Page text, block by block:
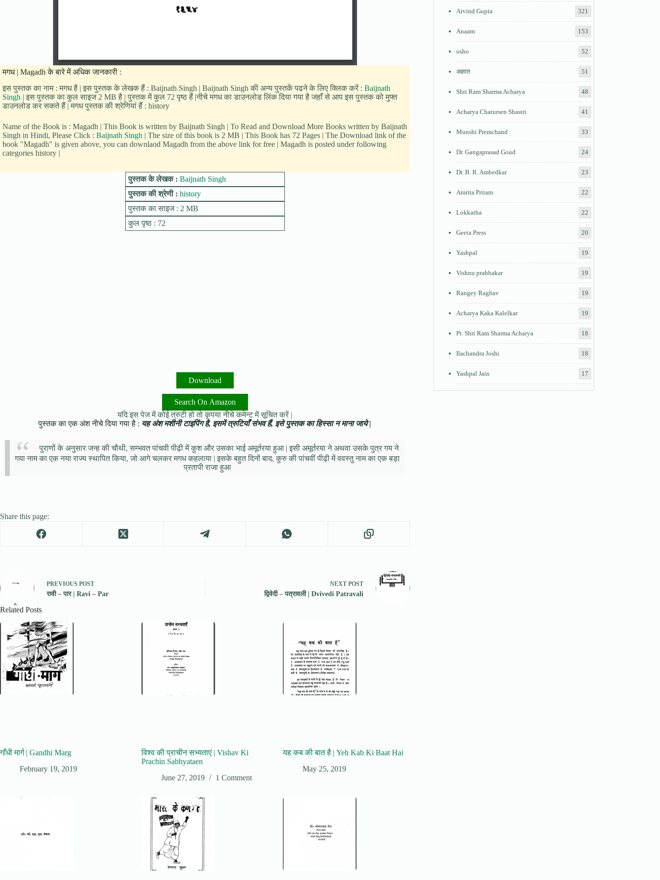
मगध | Magadh के बारे में अधिक जानकारी :
इस पुस्तक का नाम : मगध है | इस पुस्तक के लेखक हैं : Baijnath Singh | Baijnath Singh की अन्य पुस्तकें पढने के लिए क्लिक करें : Baijnath
Singh | इस पुस्तक का कुल साइज 2 MB है | पुस्तक में कुल 72 पृष्ठ हैं |नीचे मगध का डाउनलोड लिंक दिया गया है जहाँ से आप इस पुस्तक को मुफ्त
डाउनलोड कर सकते हैं | मगध पुस्तक की श्रेणियां हैं : history
Name of the Book is : Magadh | This Book is written by Baijnath Singh | To Read and Download More Books written by Baijnath
Singh in Hindi, Please Click : Baijnath Singh | The size of this book is 2 MB | This Book has 72 Pages | The Download link of the
book "Magadh" is given above, you can downlaod Magadh from the above link for free | Magadh is posted under following
categories history |
पुस्तक के लेखक : Baijnath Singh
पुस्तक की श्रेणी : history
पुस्तक का साइज : 2 MB
कुल पृष्ठ : 72
Download
Search On Amazon
यदि इस पेज में कोई त्रुटी हो तो कृपया नीचे कमेन्ट में सूचित करें |
पुस्तक का एक अंश नीचे दिया गया है : यह अंश मशीनी टाइपिंग है, इसमें त्रुटियाँ संभव हैं, इसे पुस्तक का हिस्सा न माना जाये |
पुराणों के अनुसार जन्ह की चौथी, सम्भवत पांचवी पीढ़ी में कुश और उसका भाई अमूर्तरया हुआ | इसी अमूर्तरया ने अथवा उसके पुत्र गय ने
गया नाम का एक नया राज्य स्थापित किया, जो आगे चलकर मगध कहलाया | इसके बहुत दिनों बाद, कुरु की पांचवीं पीढ़ी में ववस्तु नाम का एक बड़ा
प्रतापी राजा हुआ
Share this page:
PREVIOUS POST
रावी – पार | Ravi – Par
NEXT POST
द्विवेदी – पत्रावली | Dvivedi Patravali
Related Posts
गाँधी मार्ग | Gandhi Marg
February 19, 2019
विश्व की प्राचीन सभ्यताएं | Vishav Ki
Prachin Sabhyataen
June 27, 2019
1 Comment
यह कब की बात है | Yeh Kab Ki Baat Hai
May 25, 2019
Arvind Gupta 321
Anaam 153
osho 52
अज्ञात 51
Shri Ram Sharma Acharya 48
Acharya Chatursen Shastri 41
Munshi Premchand 33
Dr. Gangaprasad Goud 24
Dr. B. R. Ambedkar 23
Amrita Pritam 22
Lokkatha 22
Geeta Press 20
Yashpal 19
Vishnu prabhakar 19
Rangey Raghav 19
Acharya Kaka Kalelkar 19
Pt. Shri Ram Sharma Acharya 18
Ilachandra Joshi 18
Yashpal Jain 17